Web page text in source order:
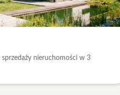
sprzedaży nieruchomości w 3